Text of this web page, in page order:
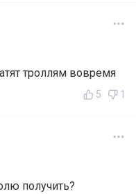
троллям вовремя
5 1
получить?